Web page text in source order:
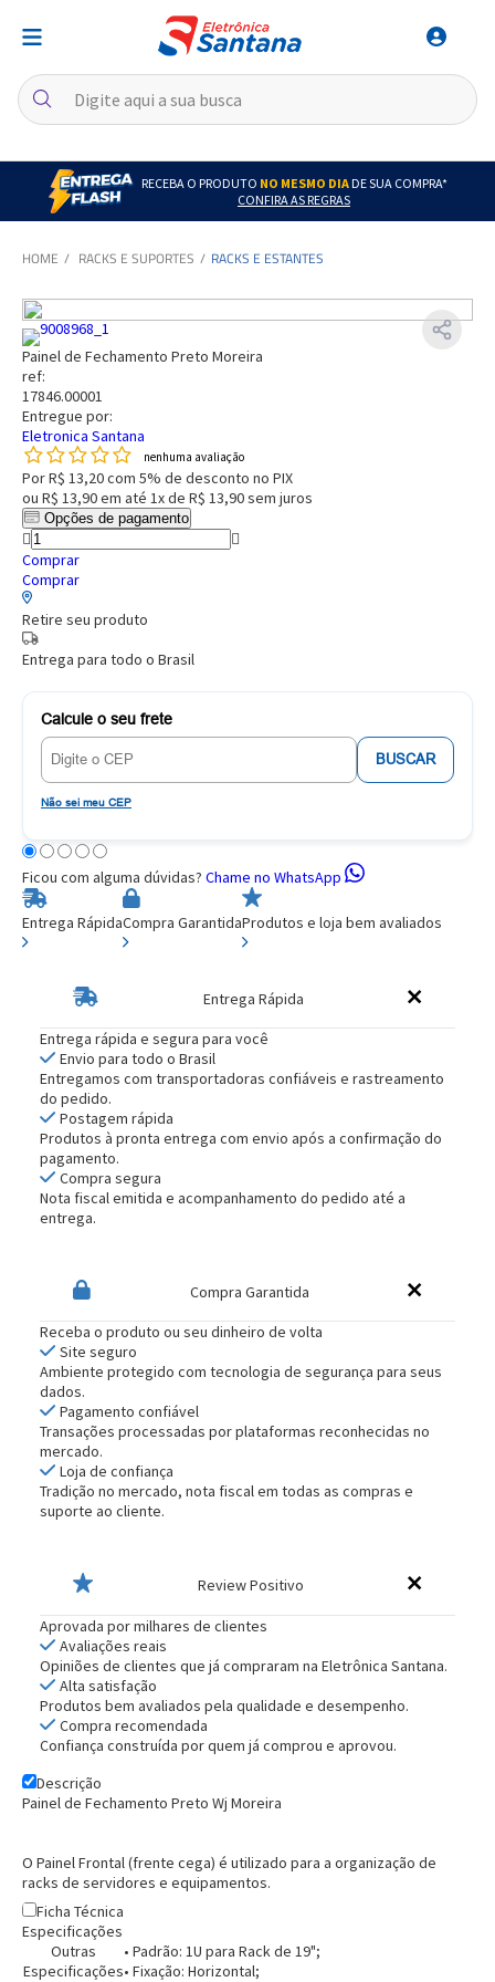
RECEBA O PRODUTO NO MESMO DIADE SUA COMPRA*
CONFIRA AS REGRAS
RACKS E SUPORTES RACKS E ESTANTES
Painel de Fechamento Preto Moreira
ref:
17846.00001
Entregue por:
Eletronica Santana
nenhuma avaliação
PorR$ 13,20com 5% de desconto no PIX
ou R$ 13,90em até 1x de R$ 13,90sem juros
Opções de pagamento
Comprar
Comprar
Retire seu produto
Entrega para todo o Brasil
Calcule o seu frete
BUSCAR
Não sei meu CEP
Ficou com alguma dúvidas? Chame no WhatsApp
Entrega RápidaCompra GarantidaProdutos e loja bem avaliados
Entrega Rápida
Entrega rápida e segura para você
Envio para todo o Brasil
Entregamos com transportadoras confiáveis e rastreamento
do pedido.
Postagem rápida
Produtos à pronta entrega com envio após a confirmação do
pagamento.
Compra segura
Nota fiscal emitida e acompanhamento do pedido até a
entrega.
Compra Garantida
Receba o produto ou seu dinheiro de volta
Site seguro
Ambiente protegido com tecnologia de segurança para seus
dados.
Pagamento confiável
Transações processadas por plataformas reconhecidas no
mercado.
Loja de confiança
Tradição no mercado, nota fiscal em todas as compras e
suporte ao cliente.
Review Positivo
Aprovada por milhares de clientes
Avaliações reais
Opiniões de clientes que já compraram na Eletrônica Santana.
Alta satisfação
Produtos bem avaliados pela qualidade e desempenho.
Compra recomendada
Confiança construída por quem já comprou e aprovou.
Descrição
Painel de Fechamento Preto Wj Moreira
O Painel Frontal (frente cega) é utilizado para a organização de
racks de servidores e equipamentos.
Ficha Técnica
Especificações
Outras
Especificações
• Padrão: 1U para Rack de 19";
• Fixação: Horizontal;